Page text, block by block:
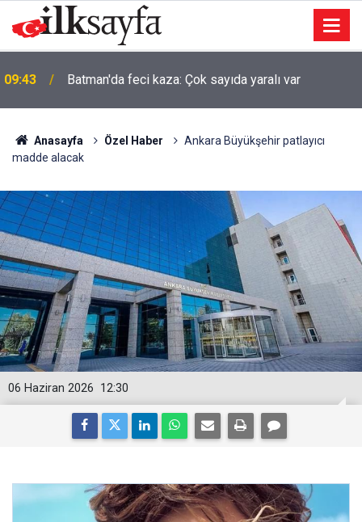
09:43 Batman'da feci kaza: Çok sayıda yaralı var
Anasayfa Özel Haber
Ankara Büyükşehir patlayıcı
madde alacak
12:30
06 Haziran 2026